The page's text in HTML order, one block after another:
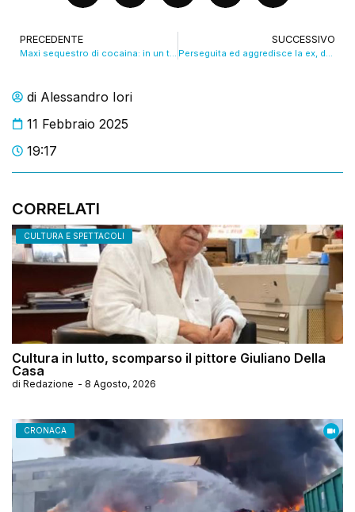
di Alessandro Iori
11 Febbraio 2025
19:17
CORRELATI
CULTURA E SPETTACOLI
Cultura in lutto, scomparso il pittore Giuliano Della
Casa
di Redazione - 8 Agosto, 2026
CRONACA
PRECEDENTE SUCCESSIVO